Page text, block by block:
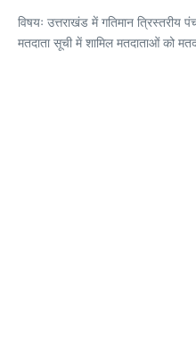
विषयः उत्तराखंड में गतिमान त्रिस्तरीय
मतदाता सूची में शामिल मतदाताओं को